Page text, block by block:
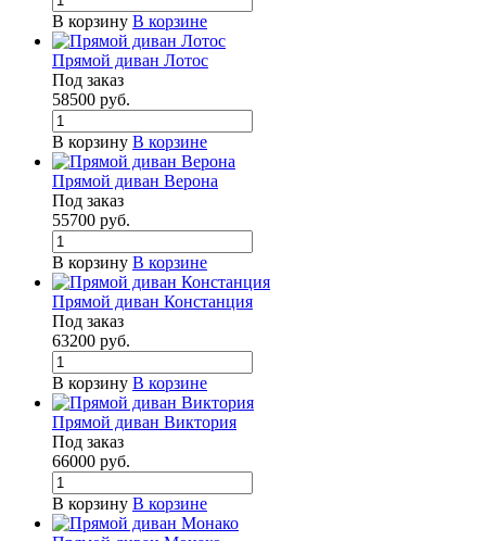
В корзину В корзине
Прямой диван Лотос
Под заказ
58500 руб.
В корзину В корзине
Прямой диван Верона
Под заказ
55700 руб.
В корзину В корзине
Прямой диван Констанция
Под заказ
63200 руб.
В корзину В корзине
Прямой диван Виктория
Под заказ
66000 руб.
В корзину В корзине